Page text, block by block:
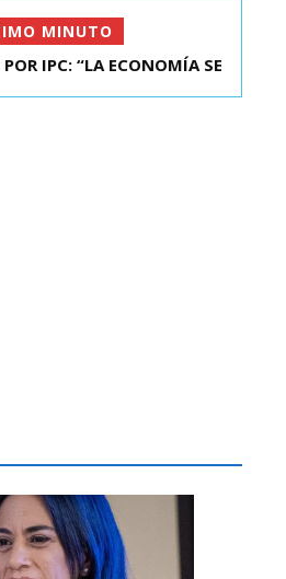
MINUTO
EL PRESIDENTE ELECTO DE
IPC: “LA ECONOMÍA SE